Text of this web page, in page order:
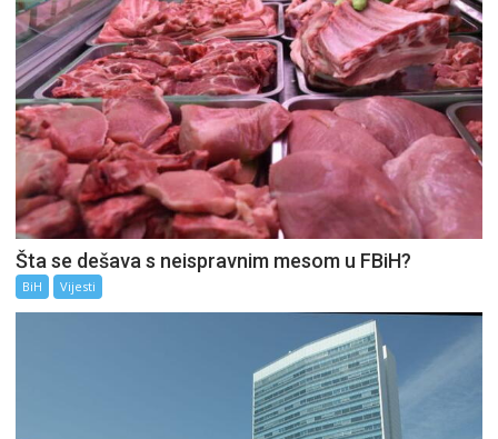
Šta se dešava s neispravnim mesom u FBiH?
BiH Vijesti